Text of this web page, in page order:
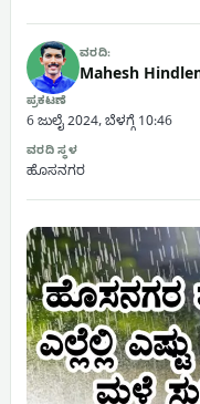
ವರದಿ:
Mahesh
ಪ್ರಕಟಣೆ
6 ಜುಲೈ 2024, ಬೆಳಗ್ಗೆ 10:46
ವರದಿ ಸ್ಥಳ
ಹೊಸನಗರ